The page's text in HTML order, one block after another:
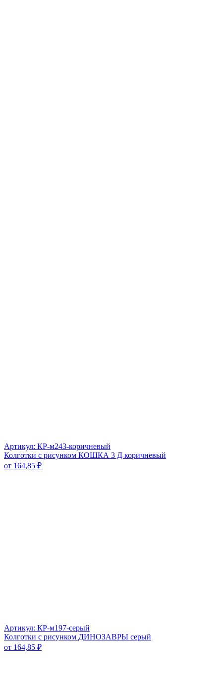
Артикул: КР-м243-коричневый
Колготки с рисунком КОШКА 3 Д коричневый
от 164,85 ₽
Артикул: КР-м197-серый
Колготки с рисунком ДИНОЗАВРЫ серый
от 164,85 ₽